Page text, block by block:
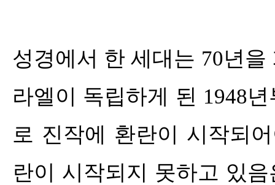
성경에서 한 세대는 70년을
라엘이 독립하게 된 1948
로 진작에 환란이 시작되
란이 시작되지 못하고 있